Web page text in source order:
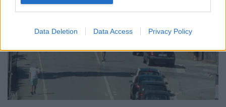
Data Deletion Data Access Privacy Policy